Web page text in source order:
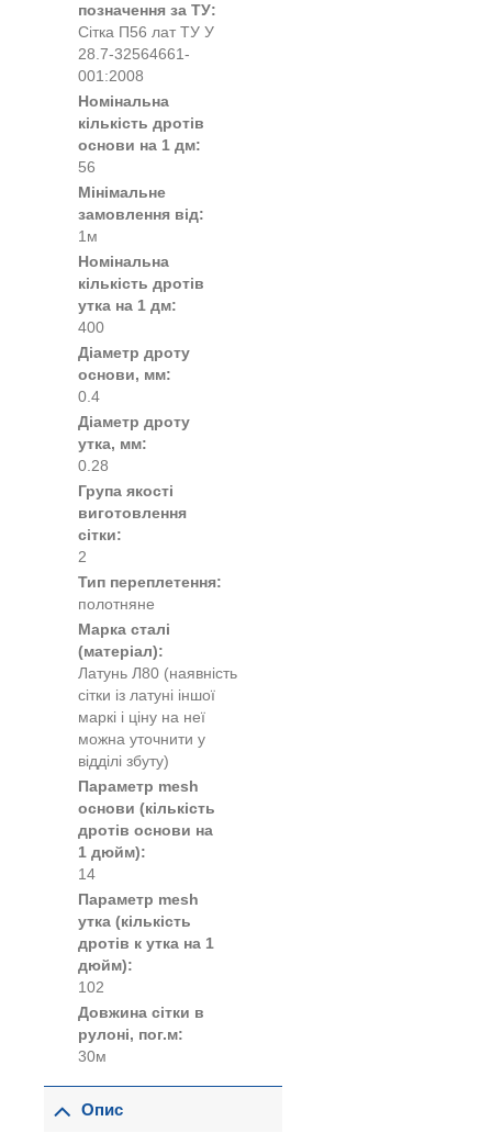
позначення за ТУ:
Сітка П56 лат ТУ У
28.7-32564661-
001:2008
Номінальна
кількість дротів
основи на 1 дм:
56
Мінімальне
замовлення від:
1м
Номінальна
кількість дротів
утка на 1 дм:
400
Діаметр дроту
основи, мм:
0.4
Діаметр дроту
утка, мм:
0.28
Група якості
виготовлення
сітки:
2
Тип переплетення:
полотняне
Марка сталі
(матеріал):
Латунь Л80 (наявність
сітки із латуні іншої
маркі і ціну на неї
можна уточнити у
відділі збуту)
Параметр mesh
основи (кількість
дротів основи на
1 дюйм):
14
Параметр mesh
утка (кількість
дротів к утка на 1
дюйм):
102
Довжина сітки в
рулоні, пог.м:
30м
Опис